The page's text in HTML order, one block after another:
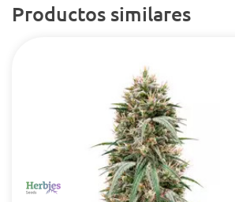
Productos similares